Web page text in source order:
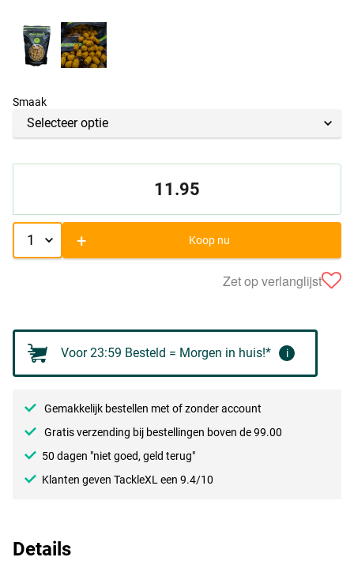
Smaak
11.95
+ Koop nu
Zet op verlanglijst
Voor 23:59 Besteld = Morgen in huis!* i
Gemakkelijk bestellen met of zonder account
Gratis verzending bij bestellingen boven de 99.00
50 dagen "niet goed, geld terug"
Klanten geven TackleXL een 9.4/10
Details